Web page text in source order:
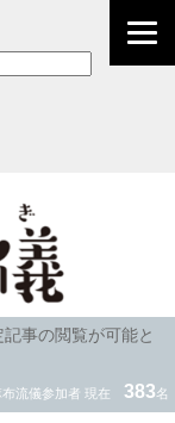
事の閲覧が可能と
布流儀参加者 現在 383名